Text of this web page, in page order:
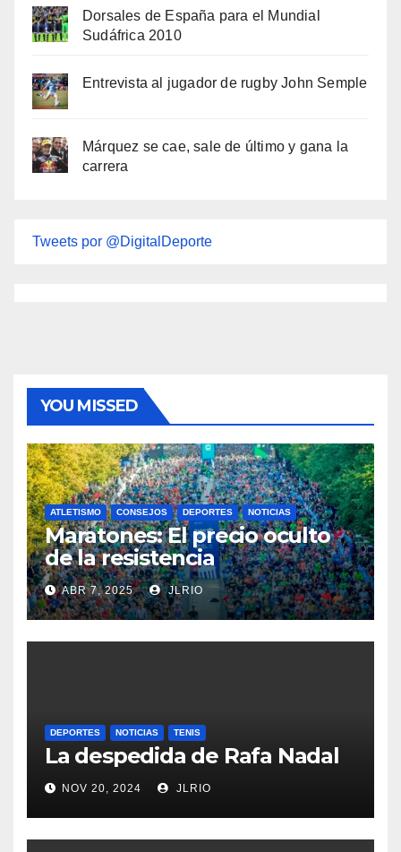
Dorsales de España para el Mundial
Sudáfrica 2010
Entrevista al jugador de rugby John Semple
Márquez se cae, sale de último y gana la
carrera
Tweets por @DigitalDeporte
YOU MISSED
ATLETISMO CONSEJOS DEPORTES NOTICIAS
Maratones: El precio oculto
de la resistencia
ABR 7, 2025 JLRIO
DEPORTES NOTICIAS TENIS
La despedida de Rafa Nadal
NOV 20, 2024 JLRIO